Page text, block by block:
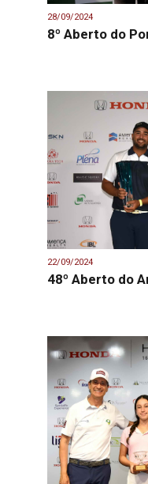
28/09/2024
8º Aberto do
22/09/2024
48º Aberto do